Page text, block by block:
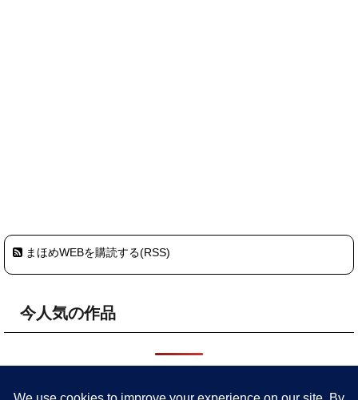
まほめWEBを購読する(RSS)
今人気の作品